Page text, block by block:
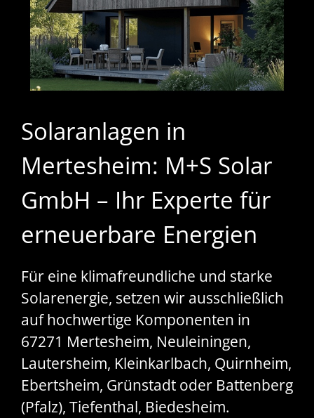
Solaranlagen in
Mertesheim: M+S Solar
GmbH – Ihr Experte für
erneuerbare Energien
Für eine klimafreundliche und starke
Solarenergie, setzen wir ausschließlich
auf hochwertige Komponenten in
67271 Mertesheim, Neuleiningen,
Lautersheim, Kleinkarlbach, Quirnheim,
Ebertsheim, Grünstadt oder Battenberg
(Pfalz), Tiefenthal, Biedesheim.